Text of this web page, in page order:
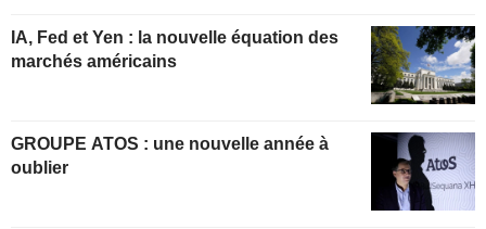
IA, Fed et Yen : la nouvelle équation des
marchés américains
GROUPE ATOS : une nouvelle année à
oublier